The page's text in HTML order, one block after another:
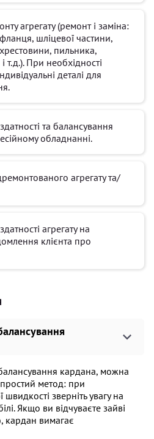
агрегату (ремонт і заміна:
шліцевої частини,
пильника,
т.д.). При необхідності
деталі для
та балансування
обладнанні.
агрегату та/
агрегату на
клієнта про
кардана, можна
метод: при
зверніть увагу на
Якщо ви відчуваєте зайві
кардан вимагає